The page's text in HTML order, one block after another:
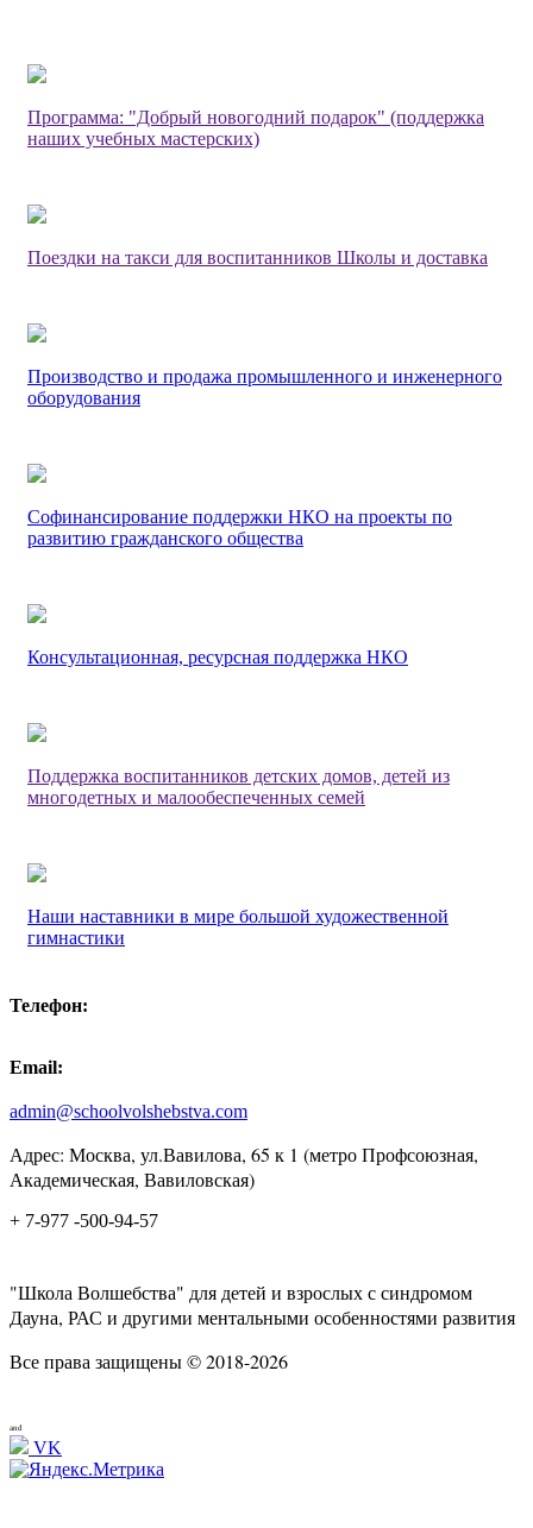
Программа: "Добрый новогодний подарок" (поддержка
наших учебных мастерских)
Поездки на такси для воспитанников Школы и доставка
Производство и продажа промышленного и инженерного
оборудования
Софинансирование поддержки НКО на проекты по
развитию гражданского общества
Консультационная, ресурсная поддержка НКО
Поддержка воспитанников детских домов, детей из
многодетных и малообеспеченных семей
Наши наставники в мире большой художественной
гимнастики
Телефон:
Email:
admin@schoolvolshebstva.com
Адрес: Москва, ул.Вавилова, 65 к 1 (метро Профсоюзная,
Академическая, Вавиловская)
+ 7-977 -500-94-57
"Школа Волшебства" для детей и взрослых с синдромом
Дауна, РАС и другими ментальными особенностями развития
Все права защищены © 2018-2026
and
VK